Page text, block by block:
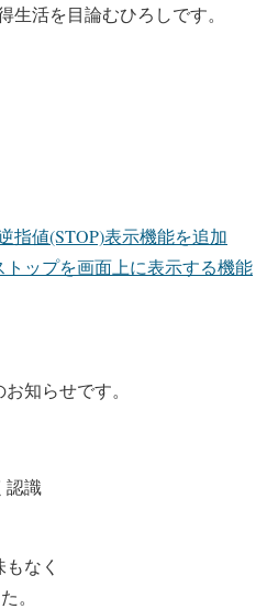
生活を目論むひろしです。
指値(STOP)表示機能を追加
トップを画面上に表示する機能
知らせです。
認識
なく
。